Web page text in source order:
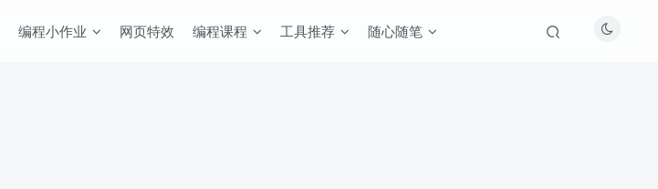
编程小作业 网页特效 编程课程 工具推荐 随心随笔